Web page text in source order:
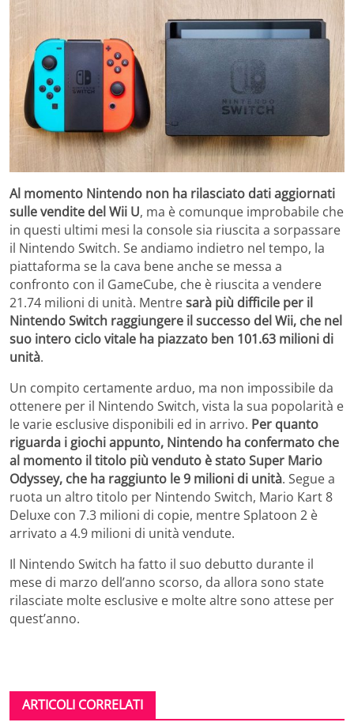
Al momento Nintendo non ha rilasciato dati aggiornati
sulle vendite del Wii U, ma è comunque improbabile che
in questi ultimi mesi la console sia riuscita a sorpassare
il Nintendo Switch. Se andiamo indietro nel tempo, la
piattaforma se la cava bene anche se messa a
confronto con il GameCube, che è riuscita a vendere
21.74 milioni di unità. Mentresarà più difficile per il
Nintendo Switch raggiungere il successo del Wii, che nel
suo intero ciclo vitale ha piazzato ben 101.63 milioni di
unità.
Un compito certamente arduo, ma non impossibile da
ottenere per il Nintendo Switch, vista la sua popolarità e
le varie esclusive disponibili ed in arrivo. Per quanto
riguarda i giochi appunto, Nintendo ha confermato che
al momento il titolo più venduto è stato Super Mario
Odyssey, che ha raggiunto le 9 milioni di unità. Segue a
ruota un altro titolo per Nintendo Switch, Mario Kart 8
Deluxe con 7.3 milioni di copie, mentre Splatoon 2 è
arrivato a 4.9 milioni di unità vendute.
Il Nintendo Switch ha fatto il suo debutto durante il
mese di marzo dell’anno scorso, da allora sono state
rilasciate molte esclusive e molte altre sono attese per
quest’anno.
ARTICOLI CORRELATI